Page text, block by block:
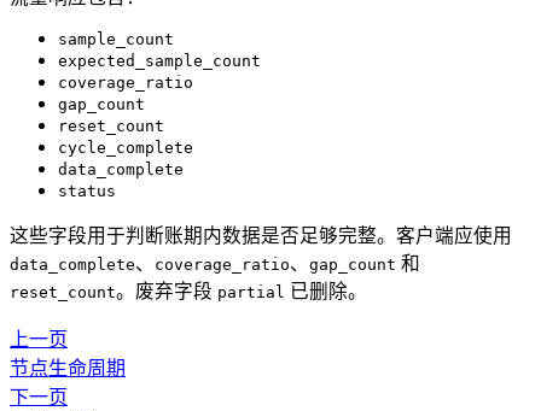
sample_count
expected_sample_count
coverage_ratio
gap_count
reset_count
cycle_complete
data_complete
status
这些字段用于判断账期内数据是否足够完整。客户端应使用
data_complete、 coverage_ratio、 gap_count 和
reset_count。废弃字段 partial 已删除。
上一页
节点生命周期
下一页